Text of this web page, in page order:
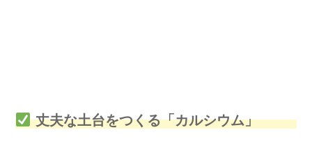
丈夫な土台をつくる「カルシウム」